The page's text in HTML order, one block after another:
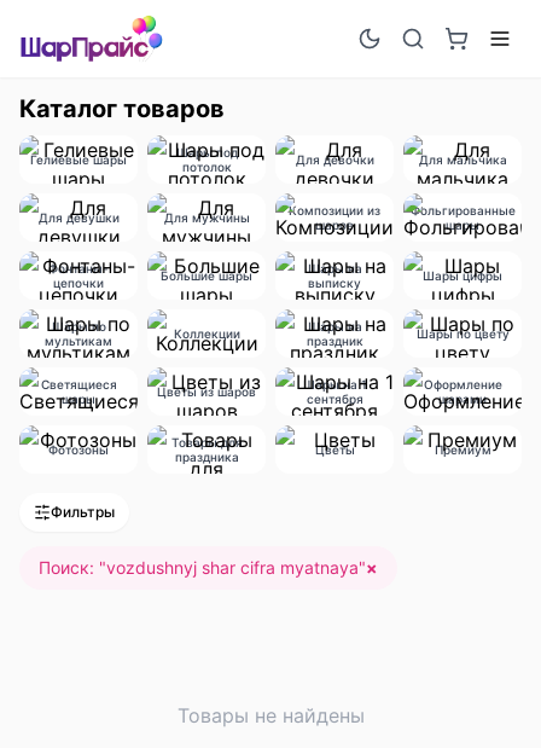
Каталог товаров
Гелиевые шары
Шары под
потолок
Для девочки Для мальчика
Для девушки Для мужчины
Композиции из
шаров
Фольгированные
шары
Фонтаны-
цепочки
Большие шары
Шары на
выписку
Шары цифры
Шары по
мультикам
Коллекции
Шары на
праздник
Шары по цвету
Светящиеся
шары
Цветы из шаров
Шары на 1
сентября
Оформление
шарами
Фотозоны
Товары для
праздника
Цветы Премиум
Фильтры
Поиск: "vozdushnyj shar cifra myatnaya"×
Товары не найдены